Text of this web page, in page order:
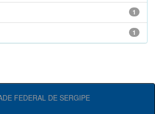
1
1
FEDERAL DE SERGIPE